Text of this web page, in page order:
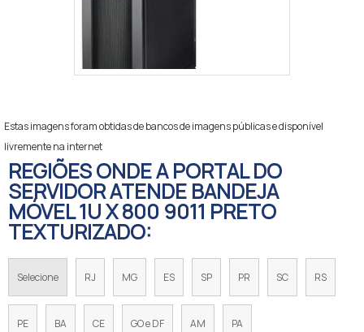
Estas imagens foram obtidas de bancos de imagens públicas e disponível
livremente na internet
REGIÕES ONDE A PORTAL DO
SERVIDOR ATENDE BANDEJA
MÓVEL 1U X 800 9011 PRETO
TEXTURIZADO:
Selecione RJ MG ES SP PR SC RS
PE BA CE GO e DF AM PA